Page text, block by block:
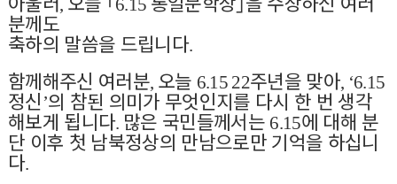
, 6.15
분께도
축하의 말씀을 드립니다.
함께해주신 여러분, 오늘 6.15 22주년을 맞아, ‘6.15
정신’의 참된 의미가 무엇인지를 다시 한 번 생각
해보게 됩니다. 많은 국민들께서는 6.15에 대해 분
단 이후 첫 남북정상의 만남으로만 기억을 하십니
다.